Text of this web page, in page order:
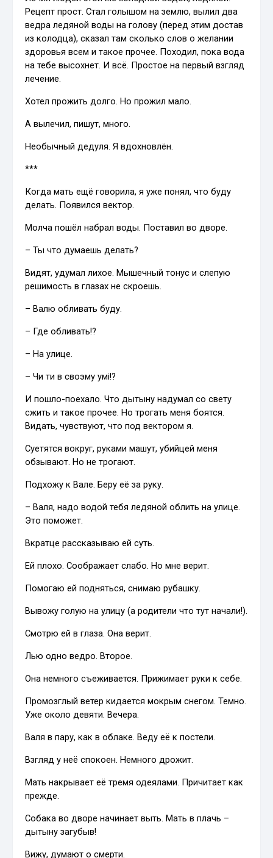
Рецепт прост. Стал голышом на землю, вылил два
ведра ледяной воды на голову (перед этим достав
из колодца), сказал там сколько слов о желании
здоровья всем и такое прочее. Походил, пока вода
на тебе высохнет. И всё. Простое на первый взгляд
лечение.
Хотел прожить долго. Но прожил мало.
А вылечил, пишут, много.
Необычный дедуля. Я вдохновлён.
***
Когда мать ещё говорила, я уже понял, что буду
делать. Появился вектор.
Молча пошёл набрал воды. Поставил во дворе.
– Ты что думаешь делать?
Видят, удумал лихое. Мышечный тонус и слепую
решимость в глазах не скроешь.
– Валю обливать буду.
– Где обливать!?
– На улице.
– Чи ти в своэму умі!?
И пошло-поехало. Что дытыну надумал со свету
сжить и такое прочее. Но трогать меня боятся.
Видать, чувствуют, что под вектором я.
Суетятся вокруг, руками машут, убийцей меня
обзывают. Но не трогают.
Подхожу к Вале. Беру её за руку.
– Валя, надо водой тебя ледяной облить на улице.
Это поможет.
Вкратце рассказываю ей суть.
Ей плохо. Соображает слабо. Но мне верит.
Помогаю ей подняться, снимаю рубашку.
Вывожу голую на улицу (а родители что тут начали!).
Смотрю ей в глаза. Она верит.
Лью одно ведро. Второе.
Она немного съеживается. Прижимает руки к себе.
Промозглый ветер кидается мокрым снегом. Темно.
Уже около девяти. Вечера.
Валя в пару, как в облаке. Веду её к постели.
Взгляд у неё спокоен. Немного дрожит.
Мать накрывает её тремя одеялами. Причитает как
прежде.
Собака во дворе начинает выть. Мать в плачь –
дытыну загубыв!
Вижу, думают о смерти.